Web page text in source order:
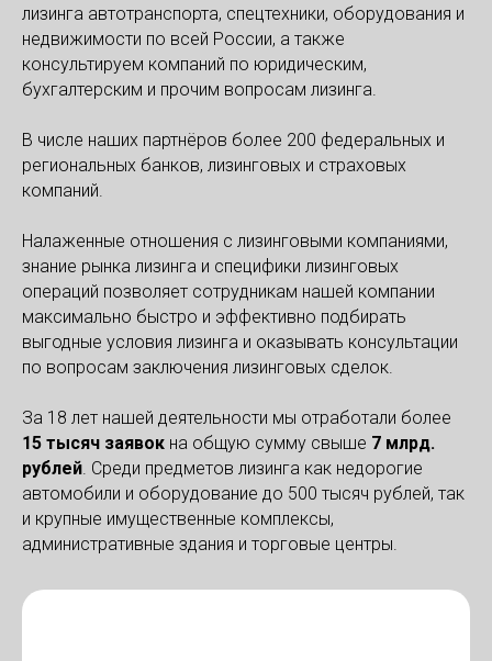
лизинга автотранспорта, спецтехники, оборудования и
недвижимости по всей России, а также
консультируем компаний по юридическим,
бухгалтерским и прочим вопросам лизинга.
В числе наших партнёров более 200 федеральных и
региональных банков, лизинговых и страховых
компаний.
Налаженные отношения с лизинговыми компаниями,
знание рынка лизинга и специфики лизинговых
операций позволяет сотрудникам нашей компании
максимально быстро и эффективно подбирать
выгодные условия лизинга и оказывать консультации
по вопросам заключения лизинговых сделок.
За 18 лет нашей деятельности мы отработали более
15 тысяч заявок на общую сумму свыше 7 млрд.
рублей . Среди предметов лизинга как недорогие
автомобили и оборудование до 500 тысяч рублей, так
и крупные имущественные комплексы,
административные здания и торговые центры.